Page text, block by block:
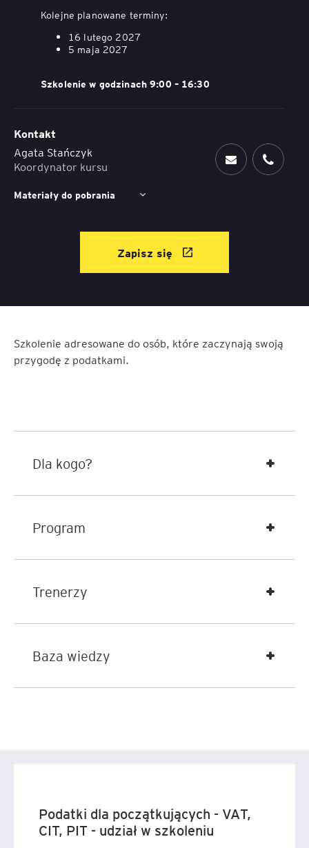
Szkolenie adresowane do osób, które zaczynają swoją
przygodę z podatkami.
Dla kogo?
Program
Trenerzy
Baza wiedzy
Podatki dla początkujących - VAT,
CIT, PIT - udział w szkoleniu
Kolejne planowane terminy:
16 lutego 2027
5 maja 2027
Szkolenie w godzinach 9:00 – 16:30
Kontakt
Agata Stańczyk
Koordynator kursu
Materiały do pobrania
Zapisz się